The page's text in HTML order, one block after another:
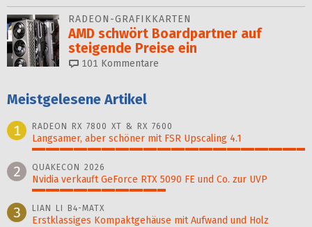
RADEON-GRAFIKKARTEN
AMD schwört Boardpartner auf
steigende Preise ein
101 Kommentare
Meistgelesene Artikel
1
RADEON RX 7800 XT & RX 7600
Langsamer, aber schöner mit FSR Upscaling 4.1
100%
2 QUAKECON 2026
Nvidia verkauft GeForce RTX 5090 FE und Co. zur UVP
49%
3 LIAN LI B4-MATX
Erstklassiges Kompaktgehäuse mit Aufwand und Holz